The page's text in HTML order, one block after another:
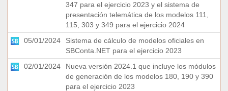
347 para el ejercicio 2023 y el sistema de
presentación telemática de los modelos 111,
115, 303 y 349 para el ejercicio 2024
05/01/2024
Sistema de cálculo de modelos oficiales en
SBConta.NET para el ejercicio 2023
02/01/2024
Nueva versión 2024.1 que incluye los módulos
de generación de los modelos 180, 190 y 390
para el ejercicio 2023